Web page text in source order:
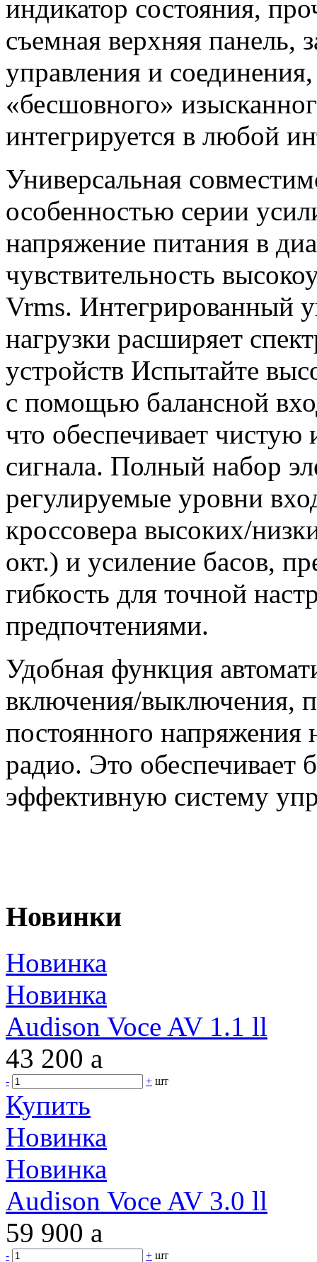
индикатор состояния,
съемная верхняя
управления и
«бесшовного»
интегрируется в любой
Универсальная
особенностью серии
напряжение питания в
чувствительность
Vrms. Интегрированный
нагрузки расширяет
устройств Испытайте
с помощью балансной
что обеспечивает
сигнала. Полный набор
регулируемые уровни
кроссовера высоких/
окт.) и усиление басов,
гибкость для точной
предпочтениями.
Удобная функция
включения/выключения,
постоянного
радио. Это обеспечивает
эффективную систему
Новинки
Новинка
Новинка
Audison Voce AV 1.1 ll
43 200 a
- + шт
Купить
Новинка
Новинка
Audison Voce AV 3.0 ll
59 900 a
- + шт